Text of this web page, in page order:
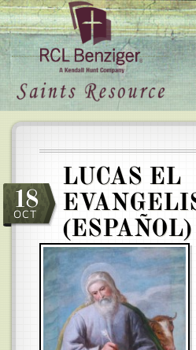
Skip
Main
18
OCT
LUCAS EL
(ESPAÑOL)